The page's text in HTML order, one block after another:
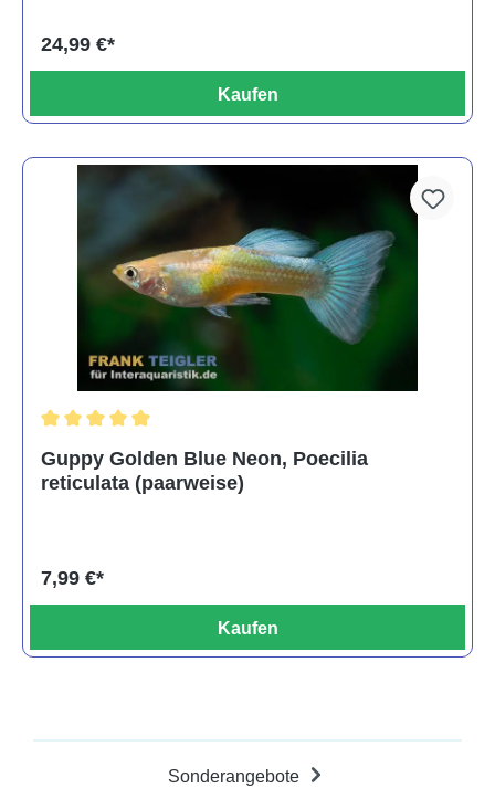
24,99 €*
Kaufen
Guppy Golden Blue Neon, Poecilia
reticulata (paarweise)
7,99 €*
Kaufen
Sonderangebote